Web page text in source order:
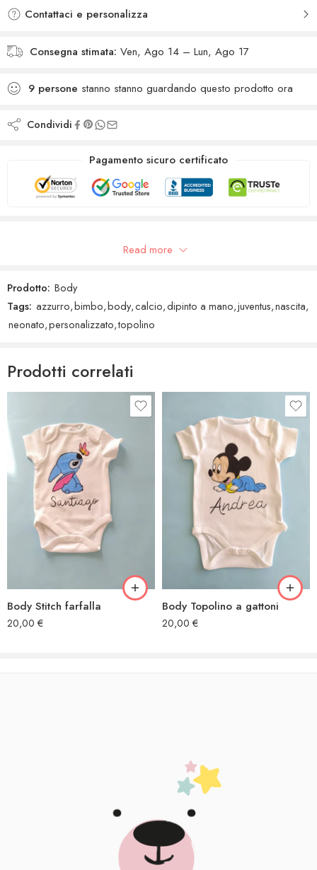
Contattaci e personalizza
Consegna stimata: Ven, Ago 14 – Lun, Ago 17
9 persone stanno stanno guardando questo prodotto ora
Condividi
Pagamento sicuro certificato
Recensioni GoogleRead more
Prodotto: Body
Tags: azzurro,bimbo,body,calcio,dipinto a mano,juventus,nascita,
neonato,personalizzato,topolino
Prodotti correlati
Body Stitch farfalla
20,00 €
Body Topolino a gattoni
20,00 €